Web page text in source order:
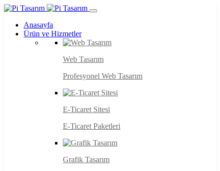
Anasayfa
Ürün ve Hizmetler
Web Tasarım
Profesyonel Web Tasarım
E-Ticaret Sitesi
E-Ticaret Paketleri
Grafik Tasarım